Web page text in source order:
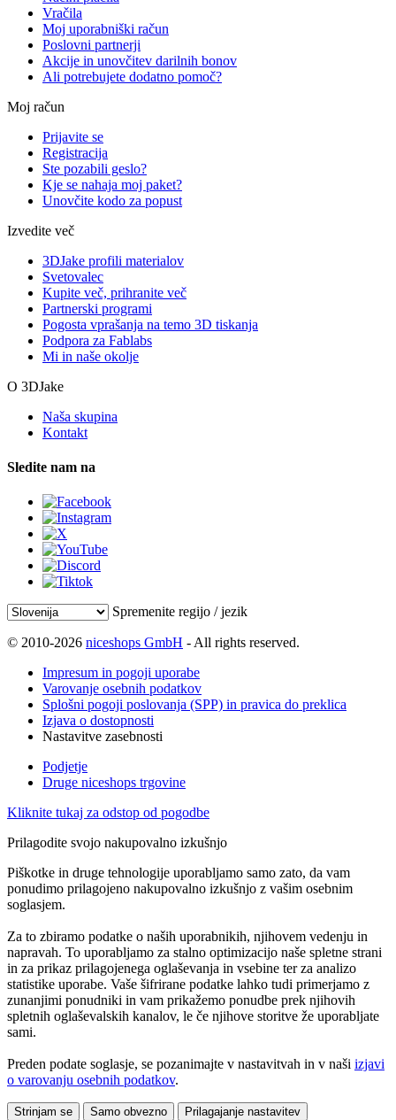
Vračila
Moj uporabniški račun
Poslovni partnerji
Akcije in unovčitev darilnih bonov
Ali potrebujete dodatno pomoč?
Moj račun
Prijavite se
Registracija
Ste pozabili geslo?
Kje se nahaja moj paket?
Unovčite kodo za popust
Izvedite več
3DJake profili materialov
Svetovalec
Kupite več, prihranite več
Partnerski programi
Pogosta vprašanja na temo 3D tiskanja
Podpora za Fablabs
Mi in naše okolje
O 3DJake
Naša skupina
Kontakt
Sledite nam na
Spremenite regijo / jezik
© 2010-2026 niceshops GmbH - All rights reserved.
Impresum in pogoji uporabe
Varovanje osebnih podatkov
Splošni pogoji poslovanja (SPP) in pravica do preklica
Izjava o dostopnosti
Nastavitve zasebnosti
Podjetje
Druge niceshops trgovine
Kliknite tukaj za odstop od pogodbe
Prilagodite svojo nakupovalno izkušnjo
Piškotke in druge tehnologije uporabljamo samo zato, da vam
ponudimo prilagojeno nakupovalno izkušnjo z vašim osebnim
soglasjem.
Za to zbiramo podatke o naših uporabnikih, njihovem vedenju in
napravah. To uporabljamo za stalno optimizacijo naše spletne strani
in za prikaz prilagojenega oglaševanja in vsebine ter za analizo
statistike uporabe. Vaše šifrirane podatke lahko tudi primerjamo z
zunanjimi ponudniki in vam prikažemo ponudbe prek njihovih
spletnih oglaševalskih kanalov, le če njihove storitve že uporabljate
sami.
Preden podate soglasje, se pozanimajte v nastavitvah in v naši izjavi
o varovanju osebnih podatkov.
Strinjam se Samo obvezno Prilagajanje nastavitev